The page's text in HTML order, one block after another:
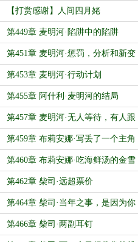
【打赏感谢】人间四月姥
第449章 麦明河·陷阱中的陷阱
第451章 麦明河·惩罚，分析和新变
故
第453章 麦明河·行动计划
第455章 阿什利·麦明河的结局
第457章 麦明河·无人等待，有人跟
踪
第459章 布莉安娜·写丢了一个主角
的原因
第460章 布莉安娜·吃海鲜汤的金雪
梨们
第462章 柴司·远超票价
第464章 柴司·当年之事，是因为你
太优秀了（二）
第466章 柴司·两副耳钉